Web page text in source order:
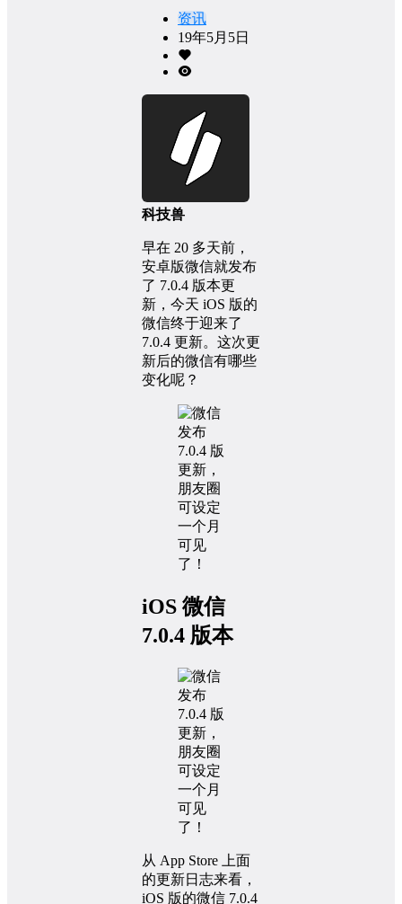
资讯
19年5月5日
科技兽
早在 20 多天前，
安卓版微信就发布
了 7.0.4 版本更
新，今天 iOS 版的
微信终于迎来了
7.0.4 更新。这次更
新后的微信有哪些
变化呢？
iOS 微信
7.0.4 版本
从 App Store 上面
的更新日志来看，
iOS 版的微信 7.0.4